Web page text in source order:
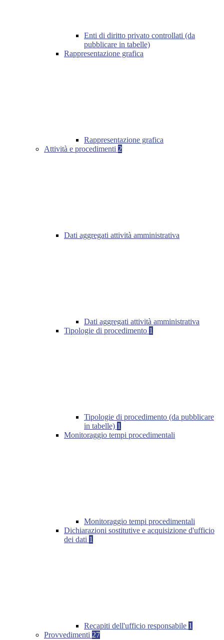
Enti di diritto privato controllati (da
pubblicare in tabelle)
Rappresentazione grafica
Rappresentazione grafica
Attività e procedimenti 2
Dati aggregati attività amministrativa
Dati aggregati attività amministrativa
Tipologie di procedimento 1
Tipologie di procedimento (da pubblicare
in tabelle) 1
Monitoraggio tempi procedimentali
Monitoraggio tempi procedimentali
Dichiarazioni sostitutive e acquisizione d'ufficio
dei dati 1
Recapiti dell'ufficio responsabile 1
Provvedimenti 27